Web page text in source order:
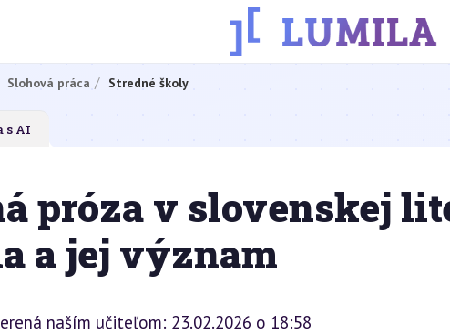
Slohová práca Stredné školy
s AI
próza v slovenskej
a jej význam
naším učiteľom: 23.02.2026 o 18:58